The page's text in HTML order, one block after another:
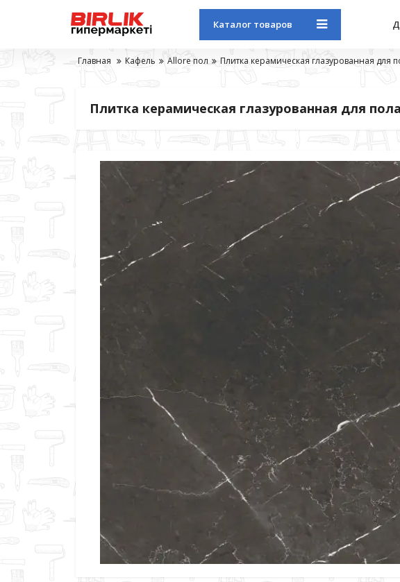
Каталог товаров
Главная Кафель Allore пол Плитка керамическая глазурованная для
Плитка керамическая глазурованная для